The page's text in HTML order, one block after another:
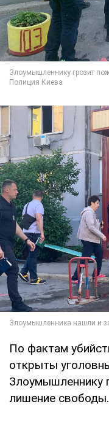
По фактам
открыты
Злоумышленнику
лишение свободы.